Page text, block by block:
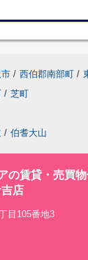
/ 西伯郡南部町 /
/ 芝町
/ 伯耆大山
の賃貸・売買
店
目105番地3